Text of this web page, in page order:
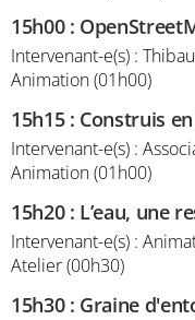
15h00:
Intervenant-e(s) :
Animation (01h00)
15h15: Construis
Intervenant-e(s) :
Animation (01h00)
15h20: L’eau, une
Intervenant-e(s) :
Atelier (00h30)
15h30: Graine